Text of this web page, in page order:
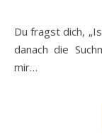
Du fragst dich, „Ist mein Kind Kind hochsensibel ?“ und hast
danach die
mir…